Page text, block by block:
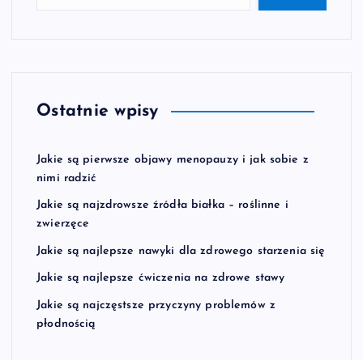
Ostatnie wpisy
Jakie są pierwsze objawy menopauzy i jak sobie z
nimi radzić
Jakie są najzdrowsze źródła białka – roślinne i
zwierzęce
Jakie są najlepsze nawyki dla zdrowego starzenia się
Jakie są najlepsze ćwiczenia na zdrowe stawy
Jakie są najczęstsze przyczyny problemów z
płodnością